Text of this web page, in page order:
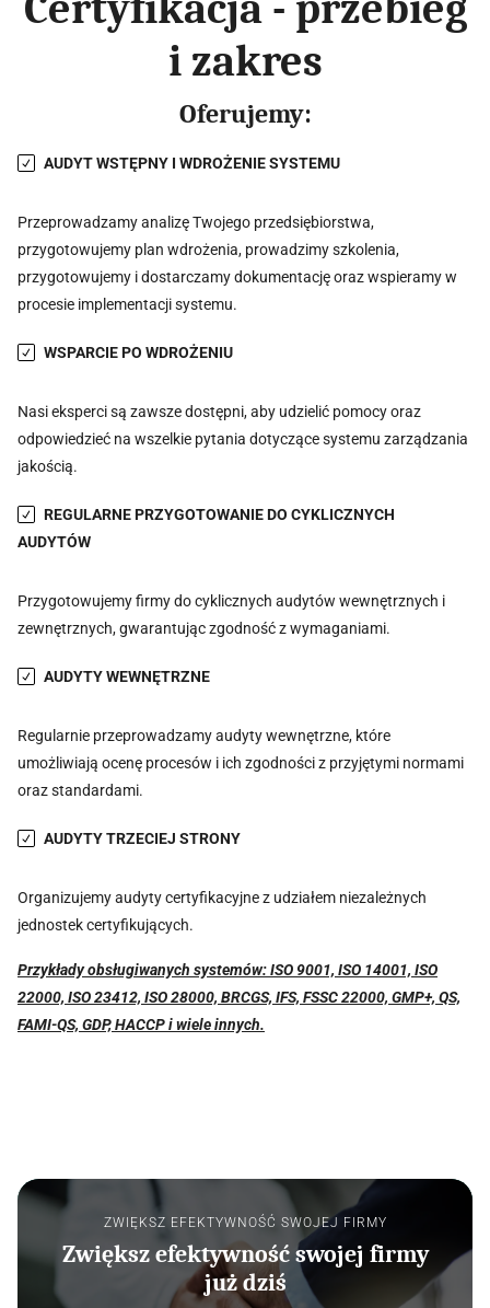
i zakres
Oferujemy:
AUDYT WSTĘPNY I WDROŻENIE SYSTEMU
Przeprowadzamy analizę Twojego przedsiębiorstwa,
przygotowujemy plan wdrożenia, prowadzimy szkolenia,
przygotowujemy i dostarczamy dokumentację oraz wspieramy w
procesie implementacji systemu.
WSPARCIE PO WDROŻENIU
Nasi eksperci są zawsze dostępni, aby udzielić pomocy oraz
odpowiedzieć na wszelkie pytania dotyczące systemu zarządzania
jakością.
REGULARNE PRZYGOTOWANIE DO CYKLICZNYCH
AUDYTÓW
Przygotowujemy firmy do cyklicznych audytów wewnętrznych i
zewnętrznych, gwarantując zgodność z wymaganiami.
AUDYTY WEWNĘTRZNE
Regularnie przeprowadzamy audyty wewnętrzne, które
umożliwiają ocenę procesów i ich zgodności z przyjętymi normami
oraz standardami.
AUDYTY TRZECIEJ STRONY
Organizujemy audyty certyfikacyjne z udziałem niezależnych
jednostek certyfikujących.
Przykłady obsługiwanych systemów: ISO 9001, ISO 14001, ISO
22000, ISO 23412, ISO 28000, BRCGS, IFS, FSSC 22000, GMP+, QS,
FAMI-QS, GDP, HACCP i wiele innych.
ZWIĘKSZ EFEKTYWNOŚĆ SWOJEJ FIRMY
Zwiększ efektywność swojej firmy
już dziś